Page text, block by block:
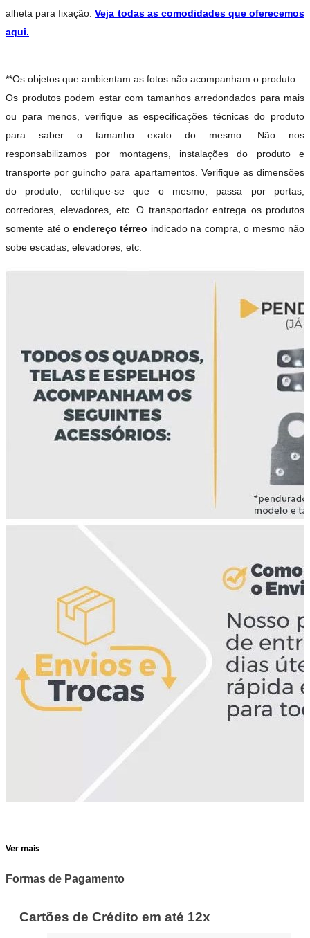
alheta para fixação.Veja todas as comodidades que oferecemos
aqui.
**Os objetos que ambientam as fotos não acompanham o produto.
Os produtos podem estar com tamanhos arredondados para mais
ou para menos, verifique as especificações técnicas do produto
para saber o tamanho exato do mesmo. Não nos
responsabilizamos por montagens, instalações do produto e
transporte por guincho para apartamentos. Verifique as dimensões
do produto, certifique-se que o mesmo, passa por portas,
corredores, elevadores, etc. O transportador entrega os produtos
somente até o endereço térreo indicado na compra, o mesmo não
sobe escadas, elevadores, etc.
Ver mais
Formas de Pagamento
Cartões de Crédito em até 12x